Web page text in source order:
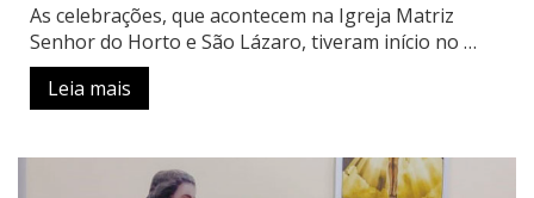
As celebrações, que acontecem na Igreja Matriz
Senhor do Horto e São Lázaro, tiveram início no …
Leia mais